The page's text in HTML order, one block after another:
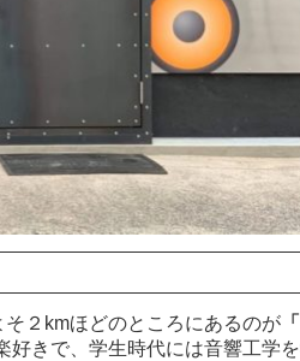
２kmほどのところにあるのが
きで、学生時代には音響工学